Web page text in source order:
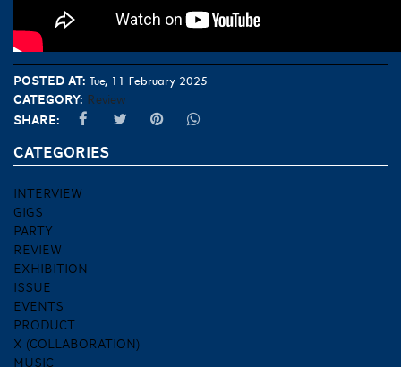
Posted at: Tue, 11 February 2025
Category: Review
Share:
CATEGORIES
INTERVIEW
GIGS
PARTY
REVIEW
EXHIBITION
ISSUE
EVENTS
PRODUCT
X (COLLABORATION)
MUSIC